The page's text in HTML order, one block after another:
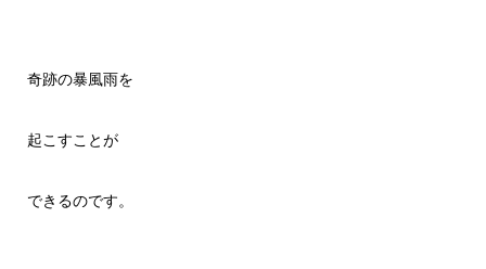
奇跡の暴風雨を
起こすことが
できるのです。